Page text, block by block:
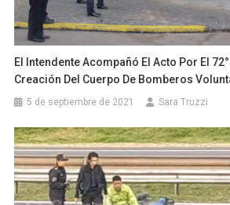
El Intendente Acompañó El Acto Por El
Creación Del Cuerpo De Bomberos
5 de septiembre de 2021 Sara Truzzi